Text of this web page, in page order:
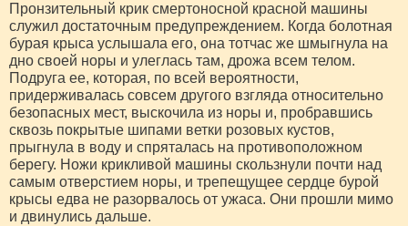
Пронзительный крик смертоносной красной машины
служил достаточным предупреждением. Когда болотная
бурая крыса услышала его, она тотчас же шмыгнула на
дно своей норы и улеглась там, дрожа всем телом.
Подруга ее, которая, по всей вероятности,
придерживалась совсем другого взгляда относительно
безопасных мест, выскочила из норы и, пробравшись
сквозь покрытые шипами ветки розовых кустов,
прыгнула в воду и спряталась на противоположном
берегу. Ножи крикливой машины скользнули почти над
самым отверстием норы, и трепещущее сердце бурой
крысы едва не разорвалось от ужаса. Они прошли мимо
и двинулись дальше.